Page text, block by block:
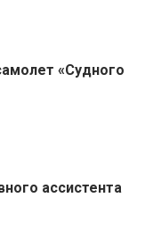
«Судного
ассистента